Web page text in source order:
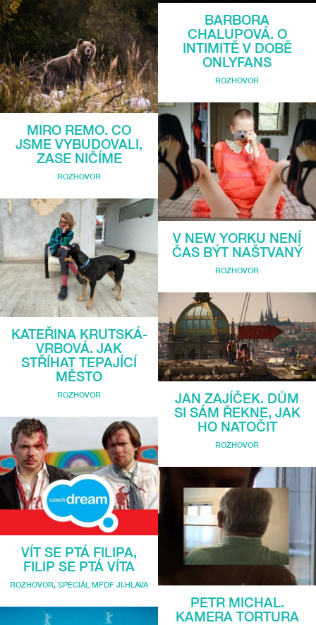
MIRO REMO. CO
JSME VYBUDOVALI,
ZASE NIČÍME
ROZHOVOR
KATEŘINA KRUTSKÁ-
VRBOVÁ. JAK
STŘÍHAT TEPAJÍCÍ
MĚSTO
ROZHOVOR
VÍT SE PTÁ FILIPA,
FILIP SE PTÁ VÍTA
ROZHOVOR, SPECIÁL MFDF JI.HLAVA
BARBORA
CHALUPOVÁ. O
INTIMITĚ V DOBĚ
ONLYFANS
ROZHOVOR
V NEW YORKU NENÍ
ČAS BÝT NAŠTVANÝ
ROZHOVOR
JAN ZAJÍČEK. DŮM
SI SÁM ŘEKNE, JAK
HO NATOČIT
ROZHOVOR
PETR MICHAL.
KAMERA TORTURA